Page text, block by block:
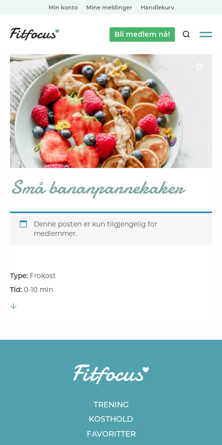
Min konto Mine meldinger Handlekurv
Bli medlem nå!SØK
Små bananpannekaker
Denne posten er kun tilgjengelig for
medlemmer.
Type: Frokost
Tid: 0-10 min
TRENING
KOSTHOLD
FAVORITTER